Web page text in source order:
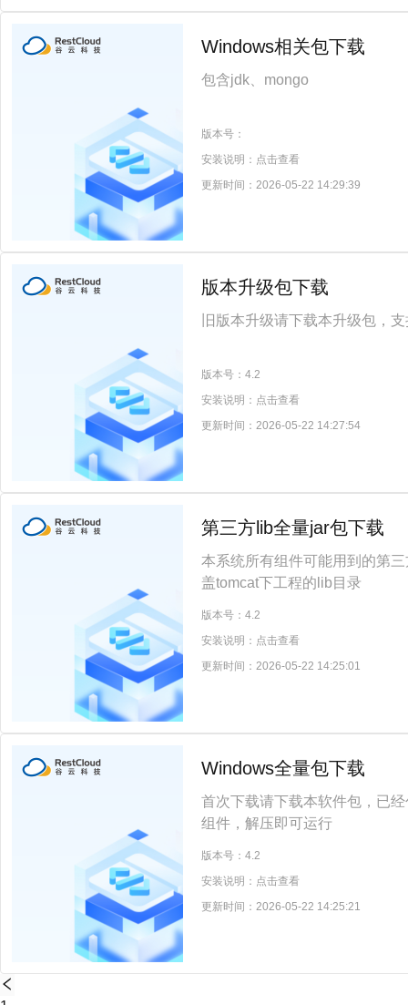
Windows相关包下载
包含jdk、mongo
版本号：
安装说明： 点击查看
更新时间： 2026-05-22 14:29:39
版本升级包下载
旧版本升级请下载本升级包，
版本号： 4.2
安装说明： 点击查看
更新时间： 2026-05-22 14:27:54
第三方lib全量jar包下载
本系统所有组件可能用到的第
盖tomcat下工程的lib目录
版本号： 4.2
安装说明： 点击查看
更新时间： 2026-05-22 14:25:01
Windows全量包下载
首次下载请下载本软件包，已
组件，解压即可运行
版本号： 4.2
安装说明： 点击查看
更新时间： 2026-05-22 14:25:21